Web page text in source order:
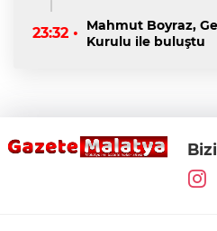
23:32 •
Mahmut Boyraz,
Kurulu ile buluştu